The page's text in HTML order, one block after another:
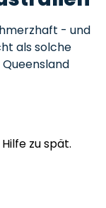
- und
als solche